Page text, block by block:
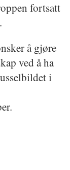
fortsatt
å gjøre
ved å ha
i